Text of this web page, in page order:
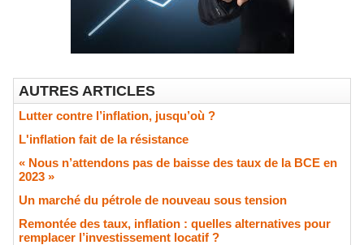
AUTRES ARTICLES
Lutter contre l’inflation, jusqu’où ?
L'inflation fait de la résistance
« Nous n’attendons pas de baisse des taux de la BCE en
2023 »
​Un marché du pétrole de nouveau sous tension
Remontée des taux, inflation : quelles alternatives pour
remplacer l’investissement locatif ?